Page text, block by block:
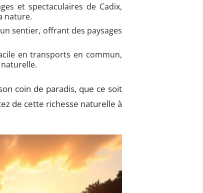
et spectaculaires de Cadix,
nature.
sentier, offrant des paysages
en transports en commun,
coin de paradis, que ce soit
de cette richesse naturelle à